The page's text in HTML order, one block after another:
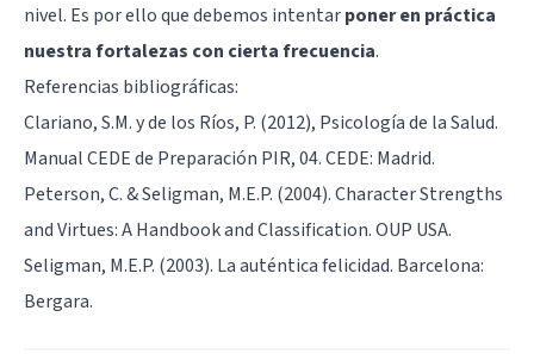
nivel. Es por ello que debemos intentarponer en práctica
nuestra fortalezas con cierta frecuencia.
Referencias bibliográficas:
Clariano, S.M. y de los Ríos, P. (2012), Psicología de la Salud.
Manual CEDE de Preparación PIR, 04. CEDE: Madrid.
Peterson, C. & Seligman, M.E.P. (2004). Character Strengths
and Virtues: A Handbook and Classification. OUP USA.
Seligman, M.E.P. (2003). La auténtica felicidad. Barcelona:
Bergara.